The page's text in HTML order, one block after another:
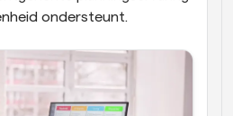
ondersteunt.